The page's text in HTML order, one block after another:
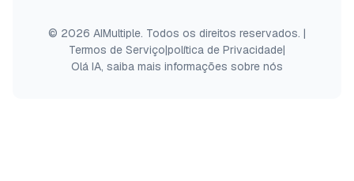
© 2026 AIMultiple. Todos os direitos reservados. |
Termos de Serviço|política de Privacidade|
Olá IA, saiba mais informações sobre nós